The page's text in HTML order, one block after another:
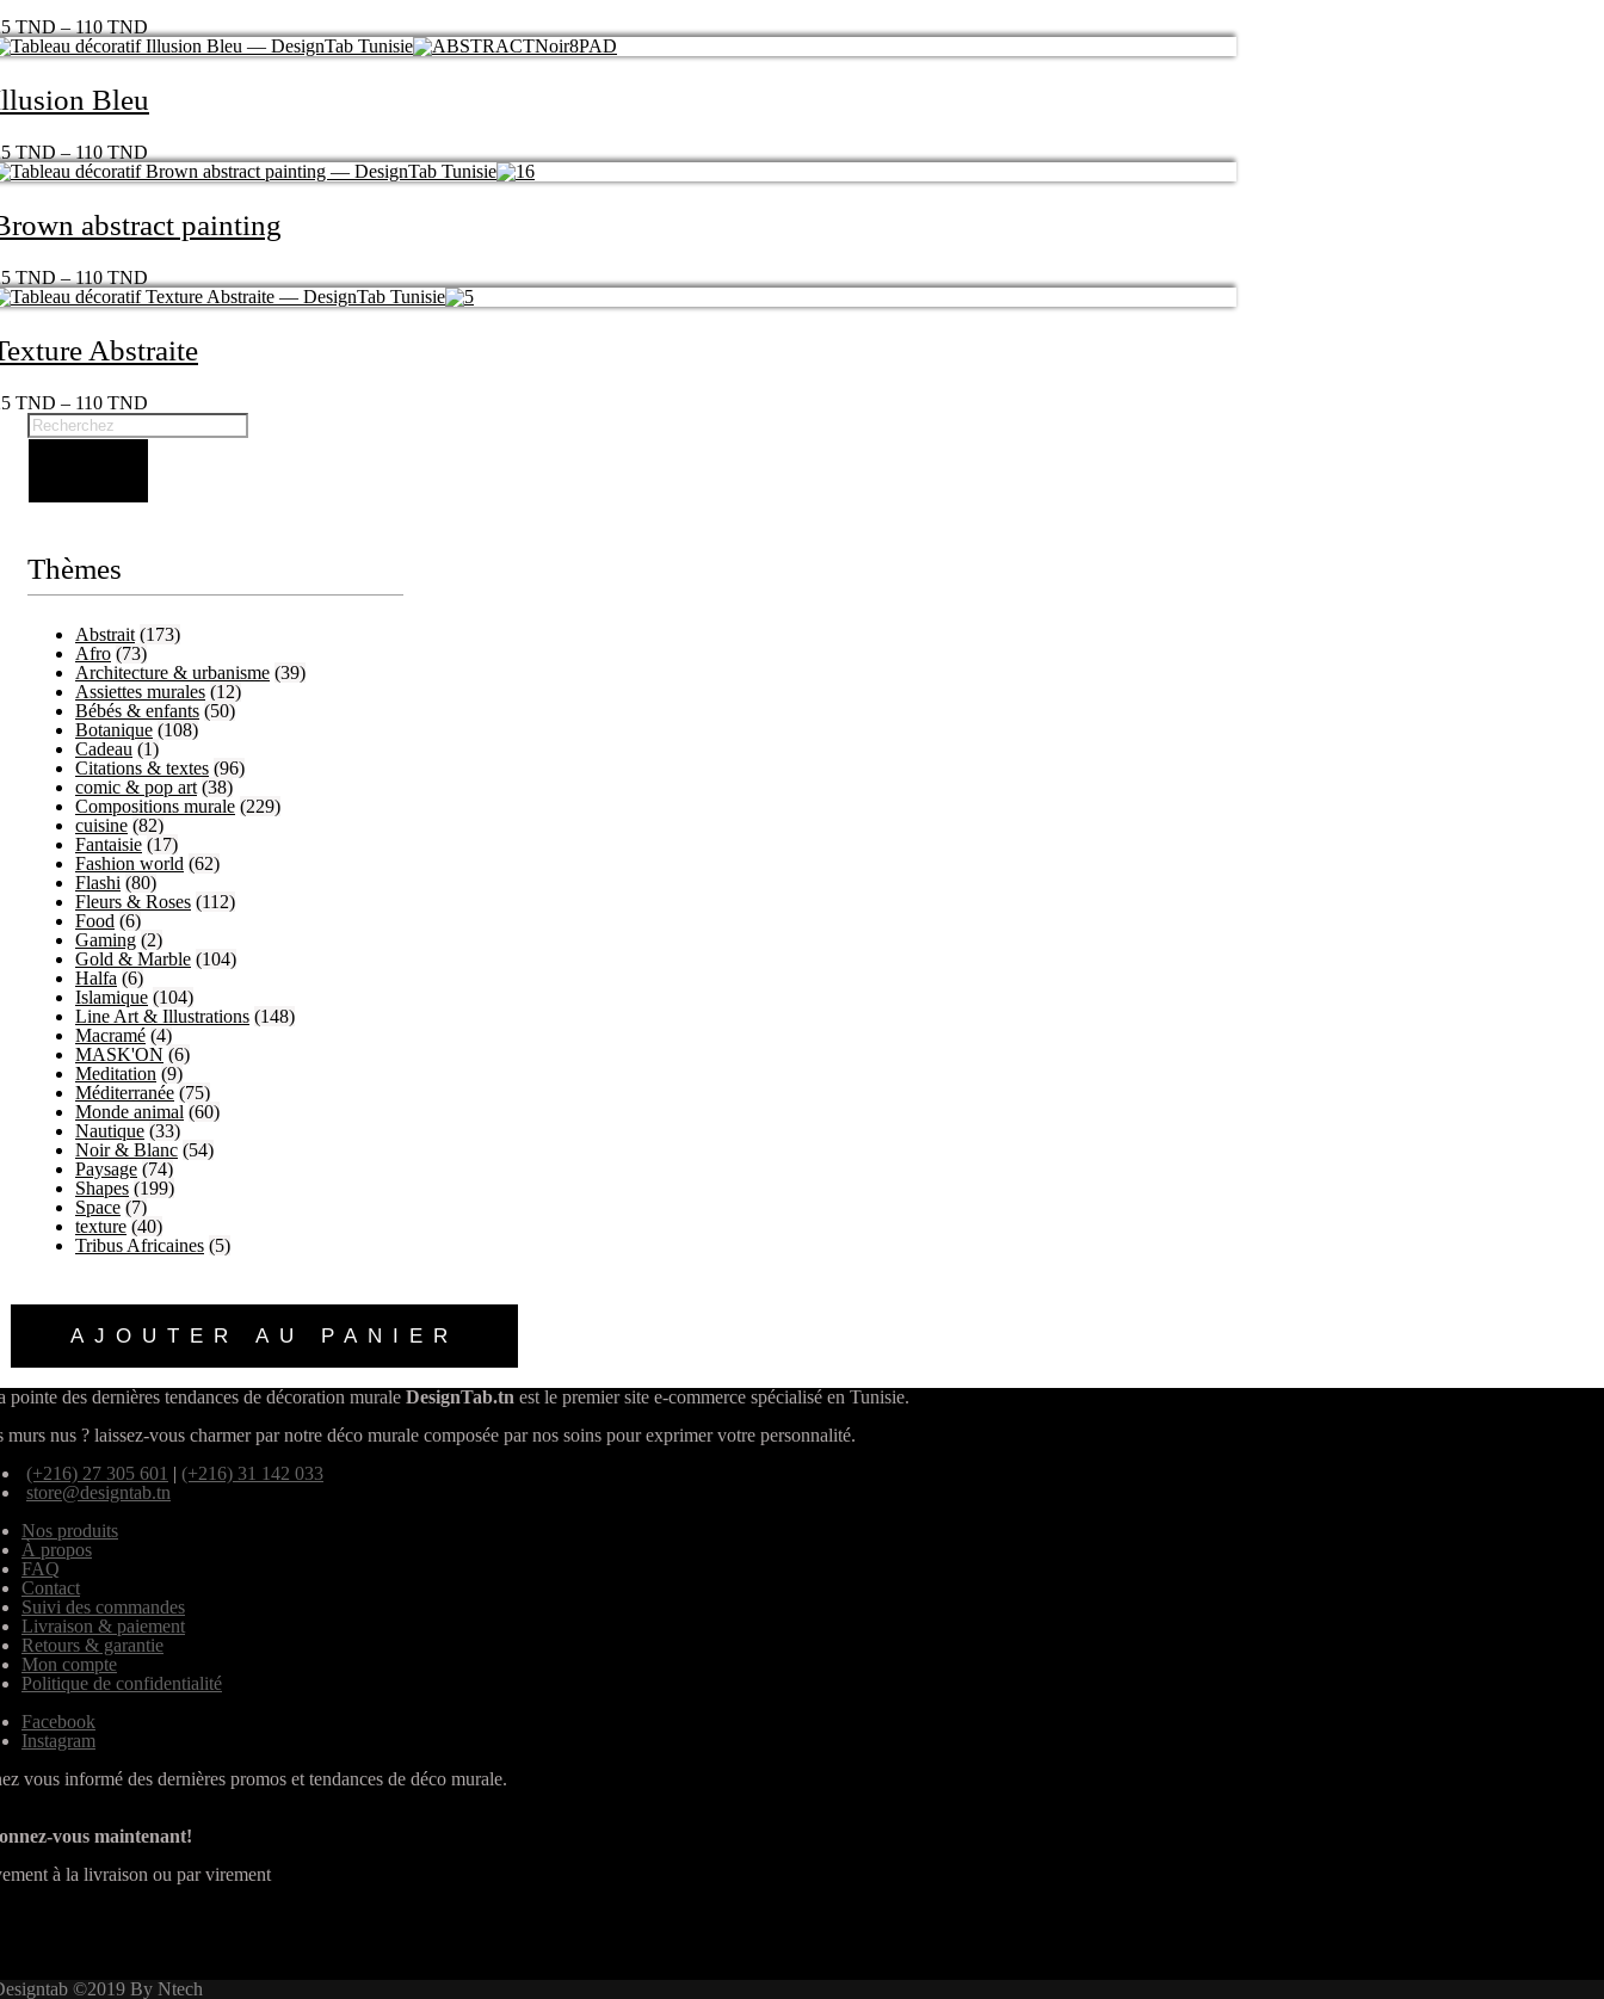
TND–110TND
Bleu
TND–110TND
abstract painting
TND–110TND
Abstraite
TND – 110 TND
Thèmes
Abstrait (173)
Afro (73)
Architecture & urbanisme (39)
Assiettes murales (12)
Bébés & enfants (50)
Botanique (108)
Cadeau (1)
Citations & textes (96)
comic & pop art (38)
Compositions murale (229)
cuisine (82)
Fantaisie (17)
Fashion world (62)
Flashi (80)
Fleurs & Roses (112)
Food (6)
Gaming (2)
Gold & Marble (104)
Halfa (6)
Islamique (104)
Line Art & Illustrations (148)
Macramé (4)
MASK'ON (6)
Meditation (9)
Méditerranée (75)
Monde animal (60)
Nautique (33)
Noir & Blanc (54)
Paysage (74)
Shapes (199)
Space (7)
texture (40)
Tribus Africaines (5)
AJOUTER AU PANIER
pointe des dernières tendances de décoration murale DesignTab.tn est le premier site e-commerce spécialisé en Tunisie.
murs nus ? laissez-vous charmer par notre déco murale composée par nos soins pour exprimer votre personnalité.
(+216) 27 305 601 | (+216) 31 142 033
store@designtab.tn
Nos produits
À propos
FAQ
Contact
Suivi des commandes
Livraison & paiement
Retours & garantie
Mon compte
Politique de confidentialité
Facebook
Instagram
vous informé des dernières promos et tendances de déco murale.
vous maintenant!
à la livraison ou par virement
©2019 By Ntech